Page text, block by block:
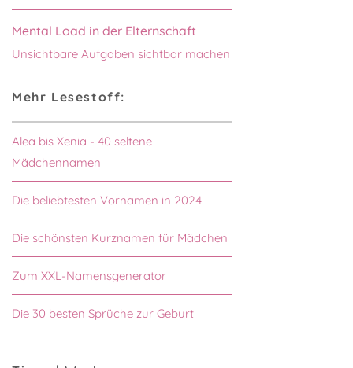
Mental Load in der Elternschaft
Unsichtbare Aufgaben sichtbar machen
Mehr Lesestoff:
Alea bis Xenia - 40 seltene
Mädchennamen
Die beliebtesten Vornamen in 2024
Die schönsten Kurznamen für Mädchen
Zum XXL-Namensgenerator
Die 30 besten Sprüche zur Geburt